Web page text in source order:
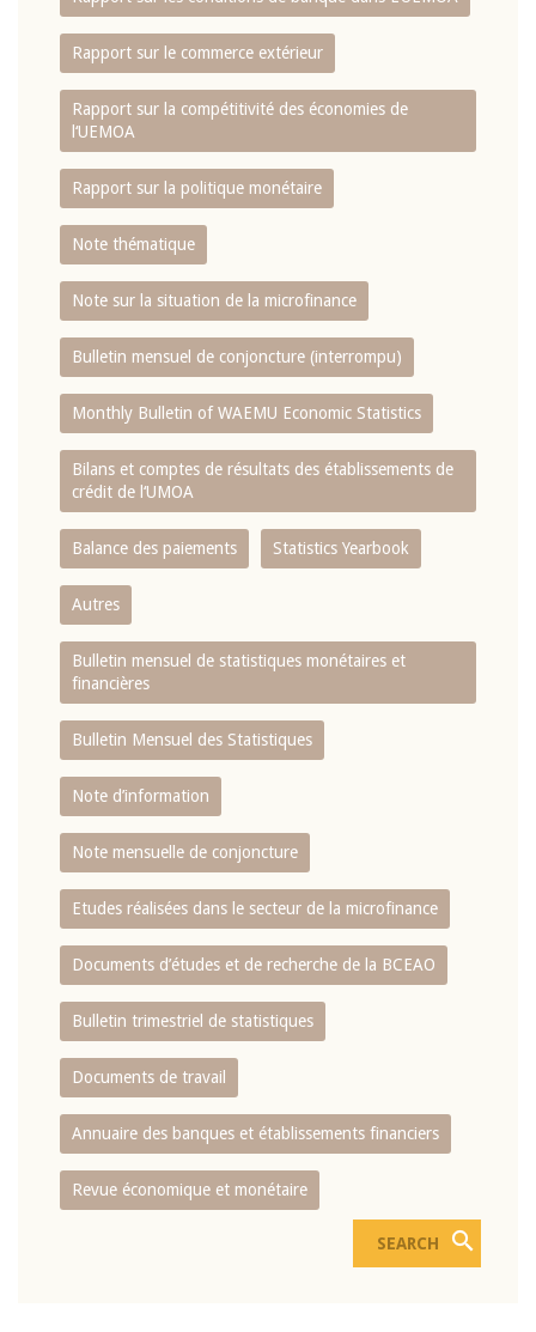
Rapport sur le commerce extérieur
Rapport sur la compétitivité des économies de
l‘UEMOA
Rapport sur la politique monétaire
Note thématique
Note sur la situation de la microfinance
Bulletin mensuel de conjoncture (interrompu)
Monthly Bulletin of WAEMU Economic Statistics
Bilans et comptes de résultats des établissements de
crédit de l‘UMOA
Balance des paiements Statistics Yearbook
Autres
Bulletin mensuel de statistiques monétaires et
financières
Bulletin Mensuel des Statistiques
Note d’information
Note mensuelle de conjoncture
Etudes réalisées dans le secteur de la microfinance
Documents d’études et de recherche de la BCEAO
Bulletin trimestriel de statistiques
Documents de travail
Annuaire des banques et établissements financiers
Revue économique et monétaire